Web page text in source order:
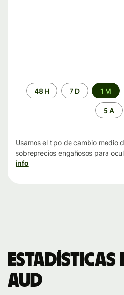
Periodo48 H 7 D 1 M
5 A
Usamos el tipo de cambio medio
sobreprecios engañosos para
info
Estadísticas
AUD